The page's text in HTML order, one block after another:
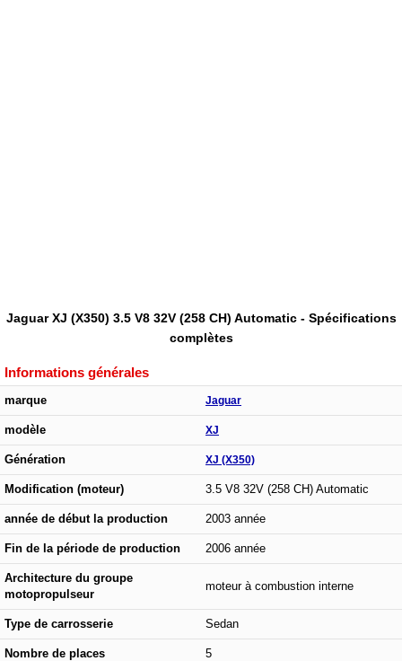
Jaguar XJ (X350) 3.5 V8 32V (258 CH) Automatic - Spécifications
complètes
Informations générales
marque Jaguar
modèle XJ
Génération XJ (X350)
Modification (moteur) 3.5 V8 32V (258 CH) Automatic
année de début la production 2003 année
Fin de la période de production 2006 année
Architecture du groupe
motopropulseur
moteur à combustion interne
Type de carrosserie Sedan
Nombre de places 5